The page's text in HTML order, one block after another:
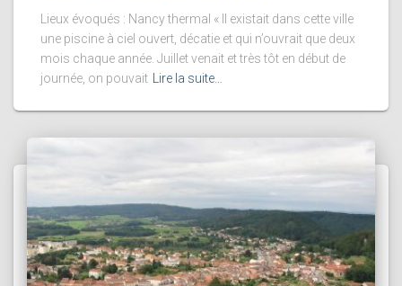
Lieux évoqués : Nancy thermal « Il existait dans cette ville
une piscine à ciel ouvert, décatie et qui n’ouvrait que deux
mois chaque année. Juillet venait et très tôt en début de
journée, on pouvait
Lire la suite…